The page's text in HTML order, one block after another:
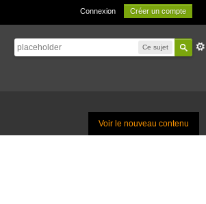
Connexion Créer un compte
Ce sujet
Voir le nouveau contenu